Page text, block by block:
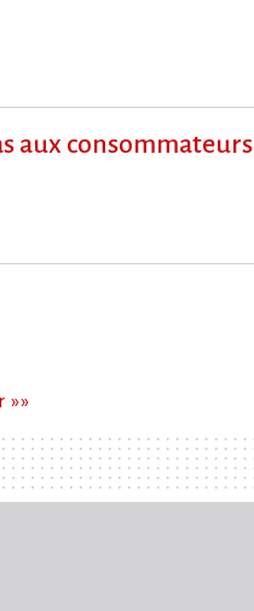
aux consommateurs
»»